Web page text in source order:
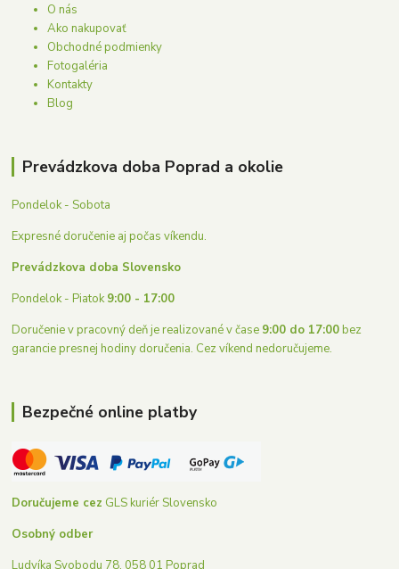
O nás
Ako nakupovať
Obchodné podmienky
Fotogaléria
Kontakty
Blog
Prevádzkova doba Poprad a okolie
Pondelok - Sobota
Expresné doručenie aj počas víkendu.
Prevádzkova doba Slovensko
Pondelok - Piatok9:00 - 17:00
Doručenie v pracovný deň je realizované v čase 9:00 do 17:00bez
garancie presnej hodiny doručenia. Cez víkend nedoručujeme.
Bezpečné online platby
Doručujeme cez GLS kuriér Slovensko
Osobný odber
Ludvíka Svobodu 78, 058 01 Poprad